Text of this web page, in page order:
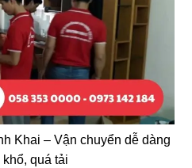
Khai – Vận chuyển dễ dàng
quá tải